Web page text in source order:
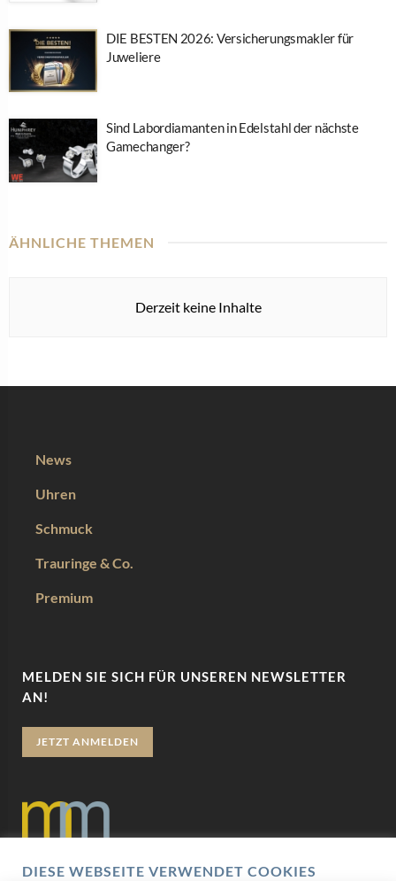
DIE BESTEN 2026: Versicherungsmakler für
Juweliere
Sind Labordiamanten in Edelstahl der nächste
Gamechanger?
ÄHNLICHE THEMEN
Derzeit keine Inhalte
News
Uhren
Schmuck
Trauringe & Co.
Premium
MELDEN SIE SICH FÜR UNSEREN NEWSLETTER
AN!
JETZT ANMELDEN
DIESE WEBSEITE VERWENDET COOKIES